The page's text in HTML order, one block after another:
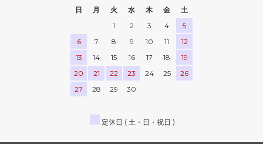
日
月 火 水 木 金
土
1
2 3 4
5
6
7 8 9 10 11
12
13
14 15 16 17 18
19
20
21 22 23 24 25
26
27
28 29 30
■ 定休日 ( 土・日・祝日 )